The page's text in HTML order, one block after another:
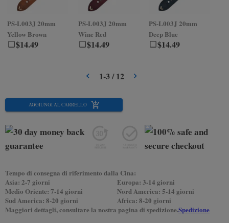
$14.49
PS-L003J 20mm
Yellow Brown
$14.49
PS-L003J 20mm
Wine Red
$14.49
PS-L003J 20mm
Deep Blue
1-3/12
AGGIUNGI AL CARRELLO
Tempo di consegna di riferimento dalla Cina:
Asia: 2-7 giorni
Europa: 3-14 giorni
Medio Oriente: 7-14 giorni
Nord America: 5-14 giorni
Sud America: 8-20 giorni
Africa: 8-20 giorni
Maggiori dettagli, consultare la nostra pagina di spedizione.Spedizione